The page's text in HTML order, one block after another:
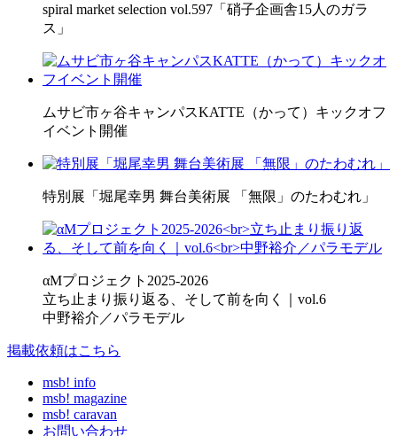
spiral market selection vol.597「硝子企画舎15人のガラ
ス」
ムサビ市ヶ谷キャンパスKATTE（かって）キックオフ
イベント開催
特別展「堀尾幸男 舞台美術展 「無限」のたわむれ」
αMプロジェクト2025-2026
立ち止まり振り返る、そして前を向く｜vol.6
中野裕介／パラモデル
掲載依頼はこちら
msb! info
msb! magazine
msb! caravan
お問い合わせ